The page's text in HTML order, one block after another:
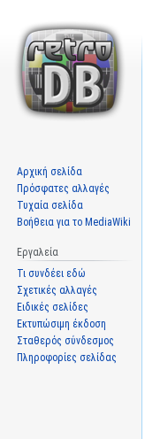
Αρχική σελίδα
Πρόσφατες αλλαγές
Τυχαία σελίδα
Βοήθεια για το MediaWiki
Εργαλεία
Τι συνδέει εδώ
Σχετικές αλλαγές
Ειδικές σελίδες
Εκτυπώσιμη έκδοση
Σταθερός σύνδεσμος
Πληροφορίες σελίδας